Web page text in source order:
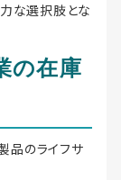
な選択肢とな
の在庫
品のライフサ